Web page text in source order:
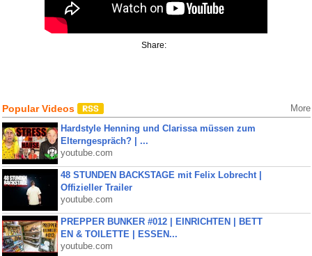
Share:
Popular Videos More
Hardstyle Henning und Clarissa müssen zum
Elterngespräch? | ...
youtube.com
48 STUNDEN BACKSTAGE mit Felix Lobrecht |
Offizieller Trailer
youtube.com
PREPPER BUNKER #012 | EINRICHTEN | BETT
EN & TOILETTE | ESSEN...
youtube.com